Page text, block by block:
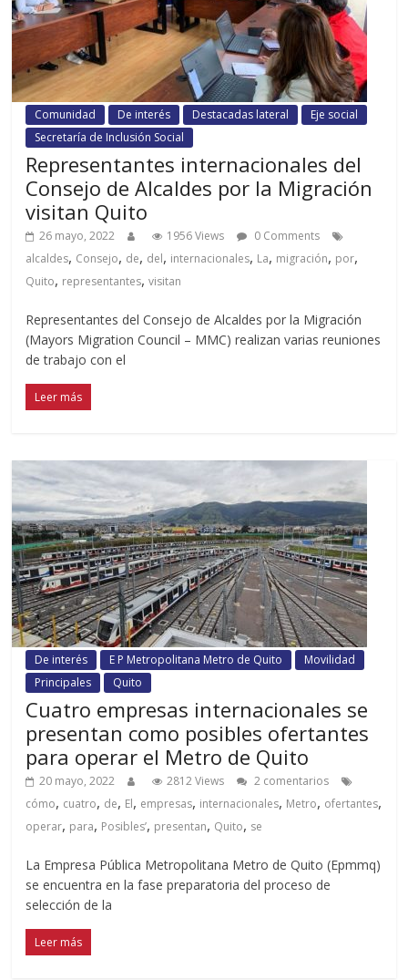
Comunidad De interés Destacadas lateral
Eje social
Secretaría de Inclusión Social
Representantes internacionales del
Consejo de Alcaldes por la Migración
visitan Quito
26 mayo, 2022 1956 Views
0 Comments
alcaldes, Consejo, de, del, internacionales, La, migración, por,
Quito, representantes,visitan
Representantes del Consejo de Alcaldes por la Migración
(Mayors Migration Council – MMC) realizan varias reuniones
de trabajo con el
Leer más
De interés E P Metropolitana Metro de Quito
Movilidad
Principales
Quito
Cuatro empresas internacionales se
presentan como posibles ofertantes
para operar el Metro de Quito
20 mayo, 2022 2812 Views
2 comentarios
cómo, cuatro, de, El, empresas, internacionales, Metro, ofertantes,
operar, para, Posibles’, presentan, Quito, se
La Empresa Pública Metropolitana Metro de Quito (Epmmq)
se encuentra en la fase preparatoria del proceso de
selección de la
Leer más